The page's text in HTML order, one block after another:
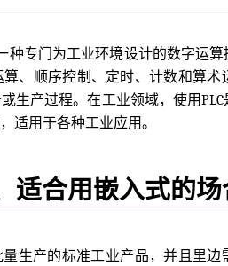
种专门为工业环境设计的数字运
、顺序控制、定时、计数和算
生产过程。在工业领域，使用
适用于各种工业应用。
适合用嵌入式的场
生产的标准工业产品，并且里